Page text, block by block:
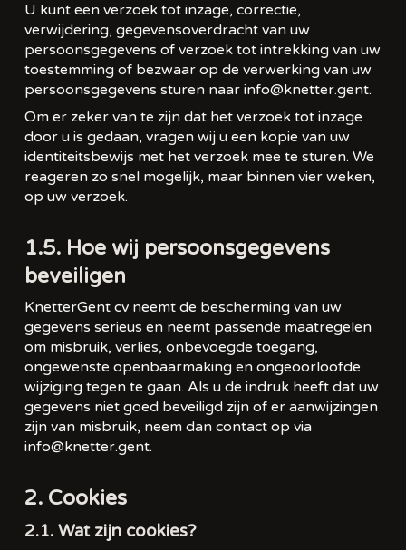
U kunt een verzoek tot inzage, correctie,
verwijdering, gegevensoverdracht van uw
persoonsgegevens of verzoek tot intrekking van uw
toestemming of bezwaar op de verwerking van uw
persoonsgegevens sturen naar info@knetter.gent.
Om er zeker van te zijn dat het verzoek tot inzage
door u is gedaan, vragen wij u een kopie van uw
identiteitsbewijs met het verzoek mee te sturen. We
reageren zo snel mogelijk, maar binnen vier weken,
op uw verzoek.
1.5. Hoe wij persoonsgegevens
beveiligen
KnetterGent cv neemt de bescherming van uw
gegevens serieus en neemt passende maatregelen
om misbruik, verlies, onbevoegde toegang,
ongewenste openbaarmaking en ongeoorloofde
wijziging tegen te gaan. Als u de indruk heeft dat uw
gegevens niet goed beveiligd zijn of er aanwijzingen
zijn van misbruik, neem dan contact op via
info@knetter.gent.
2. Cookies
2.1. Wat zijn cookies?